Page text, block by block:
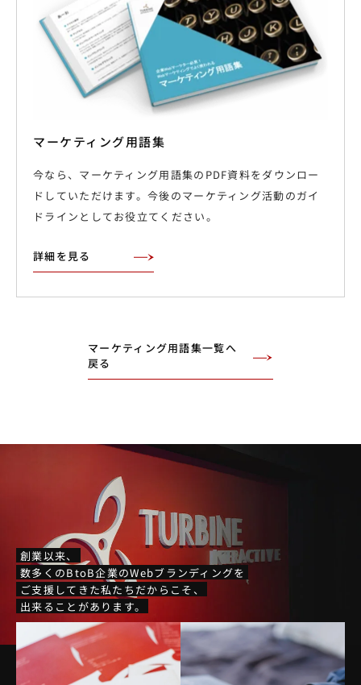
マーケティング用語集
今なら、マーケティング用語集のPDF資料をダウンロー
ドしていただけます。今後のマーケティング活動のガイ
ドラインとしてお役立てください。
詳細を見る
マーケティング用語集一覧へ
戻る
創業以来、
数多くのBtoB企業のWebブランディングを
ご支援してきた私たちだからこそ、
出来ることがあります。